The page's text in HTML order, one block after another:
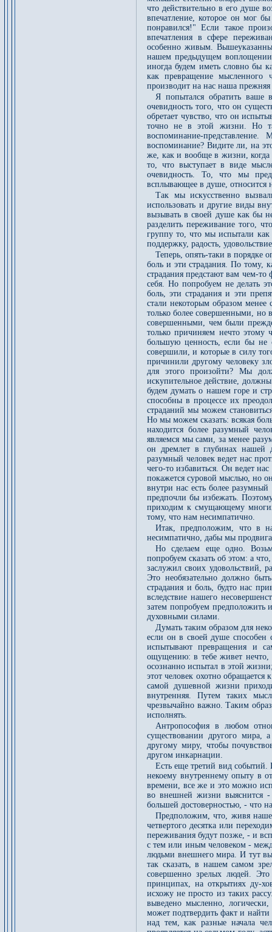
что действительно в его душе
впечатление, которое он мог
понравился!" Если такое
впечатления в сфере
особенно живым.
нашем предыдущем
иногда будем иметь словно бы
как превращение мысленного
производит на нас наша
Я попытался обратить ваше
очевидность того, что он
обретает чувство, что он
точно не в этой жизни. Но
воспоминание-
воспоминание? Видите ли, на
же, как и вообще в жизни,
то, что выступает в виде
очевидность. То, что мы
всплывающее в душе,
Так мы искусственно
использовать и другие виды
вызывать в своей душе как бы
разделить переживание того,
группу то, что мы испытали как
поддержку, радость,
Теперь, опять-таки в порядке
боль и эти страдания. По тому,
страдания предстают вам чем-
себя. Но попробуем не делать
боль, эти страдания и эти
стали некоторым образом
только более совершенными, но
совершенными, чем были
только причиняем нечто
большую ценность, если бы не
совершили, и которые в силу
причинили другому человеку
для этого произойти? Мы
искупительное действие, должны
будем думать о нашем горе и
способны в процессе их
страданий мы можем
Но мы можем сказать: всякая
находится более разумный
являемся мы сами, за менее
он дремлет в глубинах
разумный человек ведет нас
чего-то избавиться. Он ведет
покажется суровой мыслью, но
внутри нас есть более
предпочли бы избежать.
приходим к смущающему многих
тому, что нам несимпатично.
Итак, предположим, что в
несимпатично, дабы мы
Но сделаем еще одно.
попробуем сказать об этом: а
заслужил своих удовольствий,
Это необязательно должно
страдания и боль, будто нас
вследствие нашего
затем попробуем
духовными силами.
Думать таким образом для
если он в своей душе способен
испытывают превращения и
ощущению: в тебе живет
осознанно испытал в этой жизни;
этот человек охотно
самой душевной жизни
внутренняя. Путем таких
чрезвычайно важно. Таким
исполнять.
Антропософия в любом
существовании другого мира,
другому миру, чтобы
другом инкарнации.
Есть еще третий вид событий.
некоему внутреннему опыту в
времени, все же и это можно
во внешней жизни выяснится -
большей достоверностью, - что
Предположим, что, живя
четвертого десятка или
переживания будут позже, - и
с тем или иным человеком -
людьми внешнего мира. И тут
так сказать, в нашем самом
совершенно зрелых людей.
принципах, на открытиях ду-
исхожу не просто из таких
выведено мысленно,
может подтвердить факт и
над тем, как разные начала